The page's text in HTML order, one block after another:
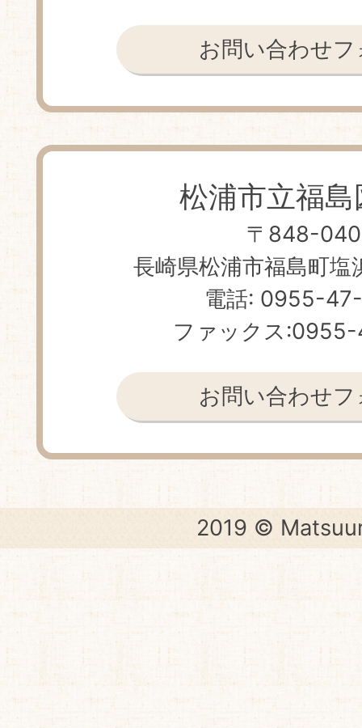
お問い合わせフ
松浦市立福
〒848-
長崎県松浦市福島町
電話: 0955-
ファックス
お問い合わせフ
2019 ©